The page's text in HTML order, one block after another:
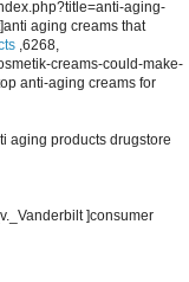
aging-
aging creams that
,6268,
creams-could-make-
anti-aging creams for
aging products drugstore
]consumer